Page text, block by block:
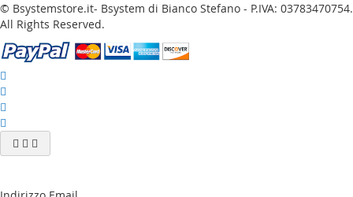
© Bsystemstore.it- Bsystem di Bianco Stefano - P.IVA: 03783470754.
All Rights Reserved.